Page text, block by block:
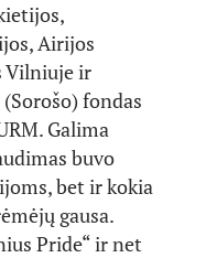
Airijos
Vilniuje ir
fondas
Galima
buvo
bet ir kokia
gausa.
Pride“ ir net